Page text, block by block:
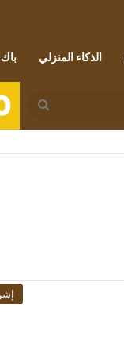
الذكاء المنزلي
بحث
عن